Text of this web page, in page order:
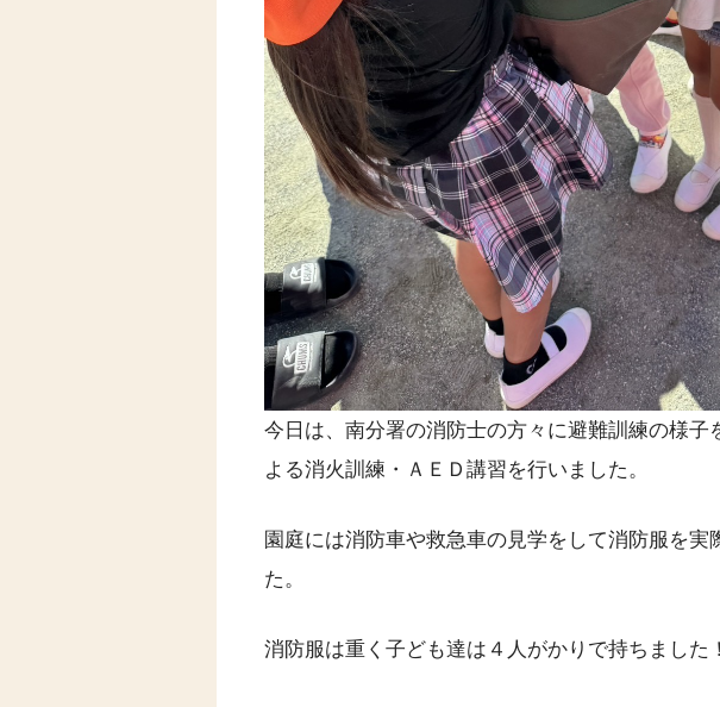
今日は、南分署の消防士の方々に避難訓練の様子
よる消火訓練・ＡＥＤ講習を行いました。
園庭には消防車や救急車の見学をして消防服を実
た。
消防服は重く子ども達は４人がかりで持ちました！